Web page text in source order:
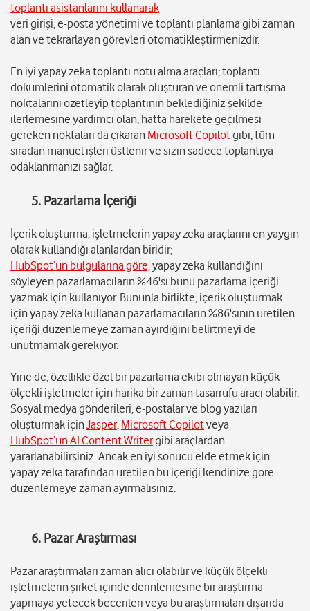
toplantı asistanlarını kullanarak
veri girişi, e-posta yönetimi ve toplantı planlama gibi zaman
alan ve tekrarlayan görevleri otomatikleştirmenizdir.
En iyi yapay zeka toplantı notu alma araçları; toplantı
dökümlerini otomatik olarak oluşturan ve önemli tartışma
noktalarını özetleyip toplantının beklediğiniz şekilde
ilerlemesine yardımcı olan, hatta harekete geçilmesi
gereken noktaları da çıkaran Microsoft Copilotgibi, tüm
sıradan manuel işleri üstlenir ve sizin sadece toplantıya
odaklanmanızı sağlar.
5. Pazarlama İçeriği
İçerik oluşturma, işletmelerin yapay zeka araçlarını en yaygın
olarak kullandığı alanlardan biridir;
HubSpot’un bulgularına göre,yapay zeka kullandığını
söyleyen pazarlamacıların %46'sı bunu pazarlama içeriği
yazmak için kullanıyor. Bununla birlikte, içerik oluşturmak
için yapay zeka kullanan pazarlamacıların %86'sının üretilen
içeriği düzenlemeye zaman ayırdığını belirtmeyi de
unutmamak gerekiyor.
Yine de, özellikle özel bir pazarlama ekibi olmayan küçük
ölçekli işletmeler için harika bir zaman tasarrufu aracı olabilir.
Sosyal medya gönderileri, e-postalar ve blog yazıları
oluşturmak içinJasper, Microsoft Copilotveya
HubSpot’un AI Content Writergibi araçlardan
yararlanabilirsiniz. Ancak en iyi sonucu elde etmek için
yapay zeka tarafından üretilen bu içeriği kendinize göre
düzenlemeye zaman ayırmalısınız.
6. Pazar Araştırması
Pazar araştırmaları zaman alıcı olabilir ve küçük ölçekli
işletmelerin şirket içinde derinlemesine bir araştırma
yapmaya yetecek becerileri veya bu araştırmaları dışarıda